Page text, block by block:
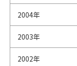
2004年
2003年
2002年